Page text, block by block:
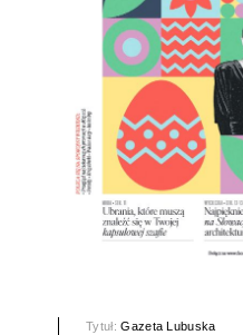
Tytuł:Gazeta Lubuska